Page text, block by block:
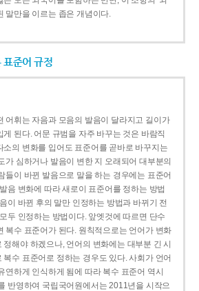
말만을 이르는 좁은 개념이다.
표준어 규정
어휘는 자음과 모음의 발음이 달라지고 길이가
된다. 어문 규범을 자주 바꾸는 것은 바람직
소의 변화를 입어도 표준어를 곧바로 바꾸지는
가 심하거나 발음이 변한 지 오래되어 대부분의
들이 바뀐 발음으로 말을 하는 경우에는 표준어
음 변화에 따라 새로이 표준어를 정하는 방법
이 바뀐 후의 말만 인정하는 방법과 바뀌기 전
두 인정하는 방법이다. 앞엣것에 따르면 단수
복수 표준어가 된다. 원칙적으로는 언어가 변화
해야 하겠으나, 언어의 변화에는 대부분 긴 시
복수 표준어로 정하는 경우도 있다. 사회가 언어
연하게 인식하게 됨에 따라 복수 표준어 역시
반영하여 국립국어원에서는 2011년을 시작으